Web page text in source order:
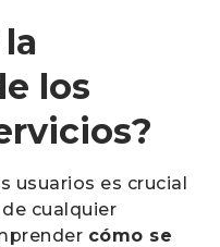
los
usuarios es crucial
cualquier
cómo se